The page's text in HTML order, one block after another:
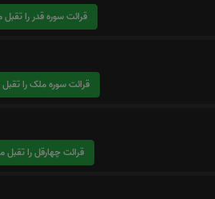
قرائت سوره قدر را تقبل میکنم
قرائت سوره ملک را تقبل میکنم
قرائت چهارقل را تقبل میکنم